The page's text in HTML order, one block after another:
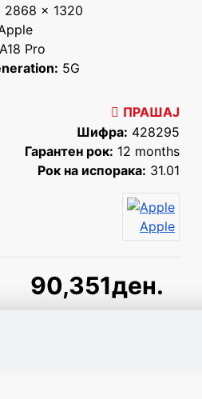
2868 x 1320
A18 Pro
5G
90,351ден.
ПРАШАЈ
Шифра: 428295
Гарантен рок: 12 months
Рок на испорака: 31.01
Apple